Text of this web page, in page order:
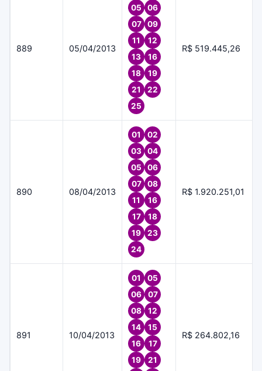
889 05/04/2013
05
06
07
09
11
12
13
16
18
19
21
22
25
R$ 519.445,26
890 08/04/2013
01
02
03
04
05
06
07
08
11
16
17
18
19
23
24
R$ 1.920.251,01
891 10/04/2013
01
05
06
07
08
12
14
15
16
17
19
21
R$ 264.802,16